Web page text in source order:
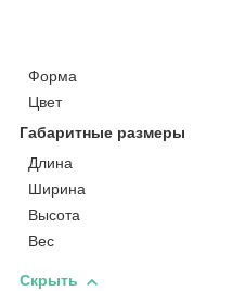
Форма
Цвет
Габаритные размеры
Длина
Ширина
Высота
Вес
Скрыть